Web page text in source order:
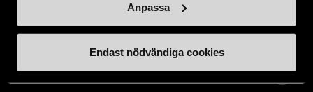
Anpassa
Endast nödvändiga cookies
Hitta till oss
Handla second hand online